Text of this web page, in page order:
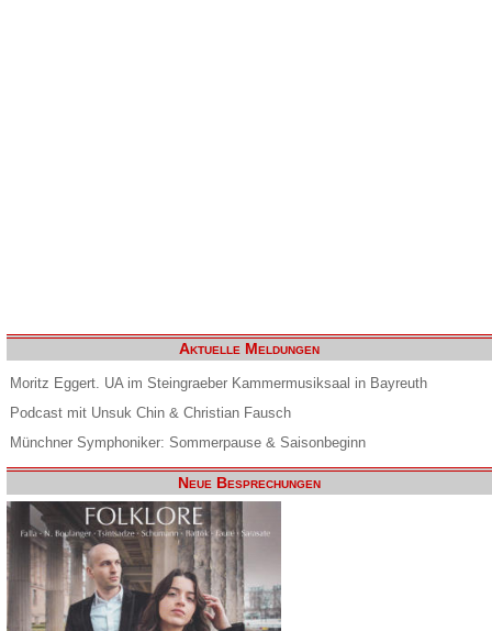
Aktuelle Meldungen
Moritz Eggert. UA im Steingraeber Kammermusiksaal in Bayreuth
Podcast mit Unsuk Chin & Christian Fausch
Münchner Symphoniker: Sommerpause & Saisonbeginn
Neue Besprechungen